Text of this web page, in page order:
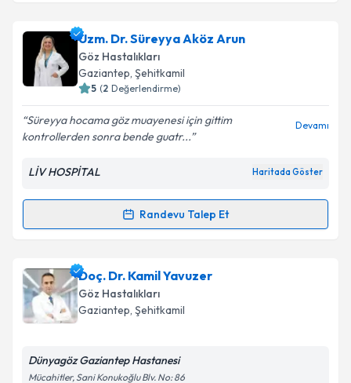
Takvim Talebini Gönder
Op. Dr. Akgün Sayariçin randevu takvimi talebi
oluşturun. Size bu uzmandan randevu almanız için bir
takvim hazırlandığında e-posta ile bilgilendireceğiz.
Kişisel verilerimin işlenmesine ilişkin
Aydınlatma
kapsamda işlenmesini kabul ediyorum.
Uzm. Dr. Süreyya Aköz Arun
Göz Hastalıkları
Gaziantep, Şehitkamil
5 (2 Değerlendirme)
Süreyya hocama göz muayenesi için gittim
kontrollerden sonra bende guatr...
Devamı
LİV HOSPİTAL Haritada Göster
Randevu Talep Et
Randevu Takvimi Talebi
Uzm. Dr. Süreyya Aköz Aruniçin randevu takvimi
talebi oluşturun. Size bu uzmandan randevu almanız
için bir takvim hazırlandığında e-posta ile
bilgilendireceğiz.
Doç. Dr. Kamil Yavuzer
Göz Hastalıkları
Gaziantep, Şehitkamil
Dünyagöz Gaziantep Hastanesi
Mücahitler, Sani Konukoğlu Blv. No: 86